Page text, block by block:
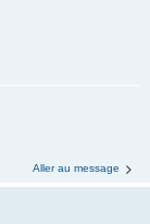
Aller au message